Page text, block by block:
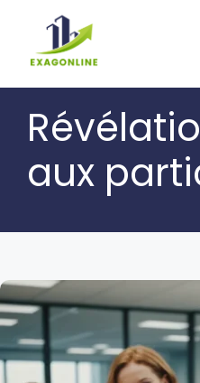
content
aux